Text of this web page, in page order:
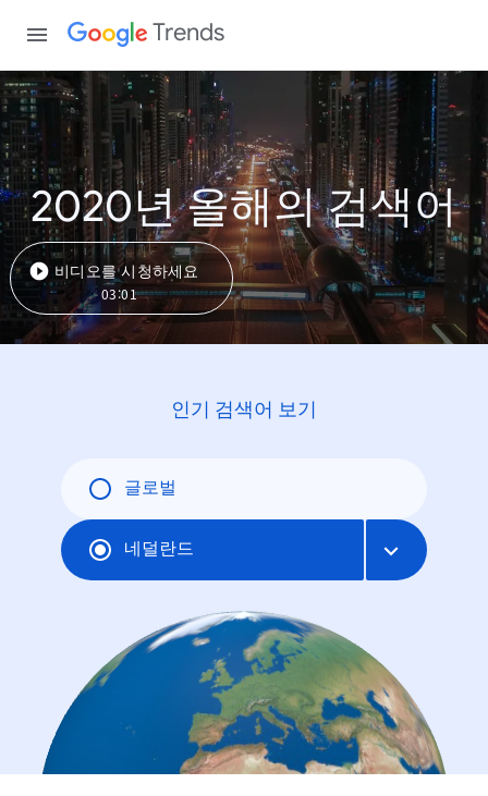
Trends
2020년 올해의 검색어
비디오를 시청하세요
03:01
인기 검색어 보기
글로벌
네덜란드